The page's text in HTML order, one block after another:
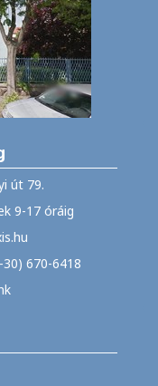
út 79.
9-17 óráig
670-6418